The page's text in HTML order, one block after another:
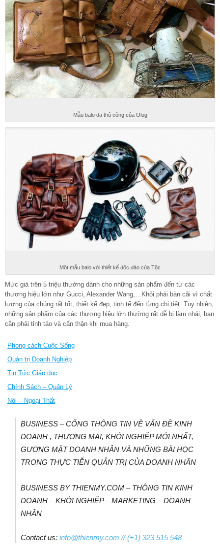
Mẫu balo da thủ công của Olug
Một mẫu balo với thiết kế độc đáo của Tộc
Mức giá trên 5 triệu thường dành cho những sản phẩm đến từ các
thương hiệu lớn như Gucci, Alexander Wang,…Khỏi phải bàn cãi vì chất
lượng của chúng rất tốt, thiết kế đẹp, tinh tế đến từng chi tiết. Tuy nhiên,
những sản phẩm của các thương hiệu lớn thường rất dễ bị làm nhái, bạn
cần phải tỉnh táo và cẩn thận khi mua hàng.
Phong cách Cuộc Sống
Quản trị Doanh Nghiệp
Tin Tức Giáo dục
Chính Sách – Quản Lý
Nội – Ngoại Thất
BUSINESS – CỔNG THÔNG TIN VỀ VẤN ĐỀ KINH
DOANH , THƯƠNG MẠI, KHỞI NGHIỆP MỚI NHẤT,
GƯƠNG MẶT DOANH NHÂN VÀ NHỮNG BÀI HỌC
TRONG THỰC TIỄN QUẢN TRỊ CỦA DOANH NHÂN
BUSINESS BY THIENMY.COM – THÔNG TIN KINH
DOANH – KHỞI NGHIỆP – MARKETING – DOANH
NHÂN
Contact us: info@thienmy.com // (+1) 323 515 548